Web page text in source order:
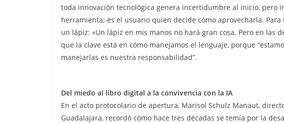
toda innovación tecnológica genera incertidumbre al inicio, pero
herramienta; es el usuario quien decide cómo aprovecharla.
un lápiz: «Un lápiz en mis manos no hará gran cosa. Pero en las
que la clave está en cómo manejamos el lenguaje, porque
manejarlas es nuestra responsabilidad”.
Del miedo al libro digital a la convivencia con la IA
En el acto protocolario de apertura, Marisol Schulz Manaut,
Guadalajara, recordó cómo hace tres décadas se temía por la